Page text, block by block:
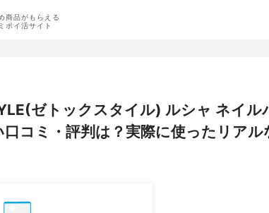
商品がもらえる
ポイ活サイト
ゼトックスタイル) ルシャ ネイル
コミ・評判は？実際に使ったリアル